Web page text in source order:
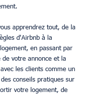
apprendrez tout, de la
d'Airbnb à la
en passant par
de votre annonce et la
les clients comme un
conseils pratiques sur
votre logement, de